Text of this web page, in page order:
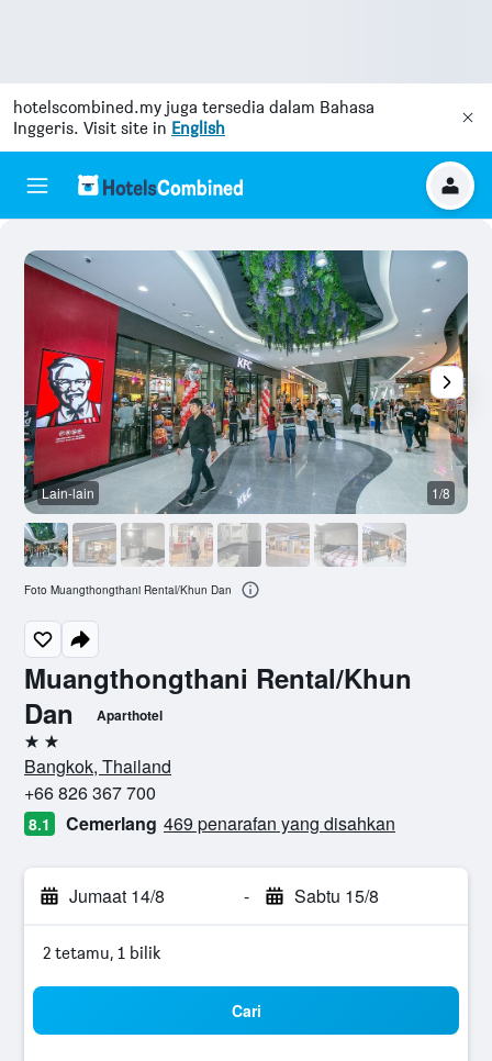
hotelscombined.my juga tersedia dalam Bahasa
Inggeris. Visit site in English
Muangthongthani Rental/Khun
Dan
Aparthotel
2 bintang
Bangkok, Thailand
+66 826 367 700
8.1 Cemerlang 469 penarafan yang disahkan
Jumaat 14/8 - Sabtu 15/8
2 tetamu, 1 bilik
Cari
Lain-lain 1/8
Foto Muangthongthani Rental/Khun Dan